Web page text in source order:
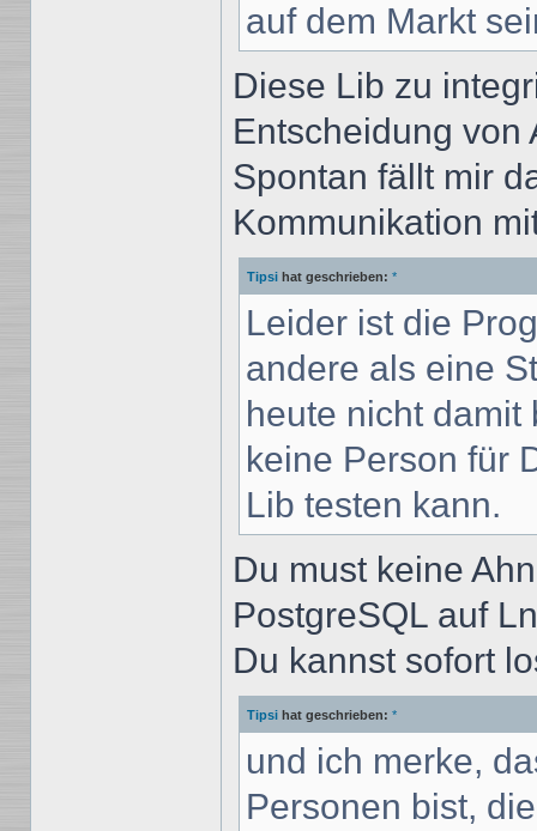
auf dem Markt
Diese Lib zu
Entscheidung von
Spontan fällt mir
Kommunikation
Tipsi hat geschrieben: *
Leider ist die
andere als eine
heute nicht damit
keine Person für
Lib testen kann.
Du must keine
PostgreSQL auf
Du kannst sofort
Tipsi hat geschrieben: *
und ich merke,
Personen bist,